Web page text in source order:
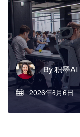
By积墨AI
2026年6月6日